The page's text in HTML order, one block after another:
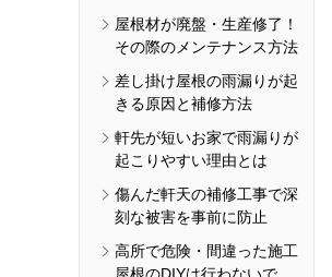
屋根材が廃盤・生産修了！
その際のメンテナンス方法
差し掛け屋根の雨漏りが起
きる原因と補修方法
軒先が短いお家で雨漏りが
起こりやすい理由とは
傷んだ軒天の補修工事で深
刻な被害を事前に防止
高所で危険・間違った施工
屋根のDIYは行わないで